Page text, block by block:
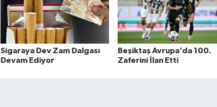
Sigaraya Dev Zam Dalgası
Devam Ediyor
Beşiktaş Avrupa’da 100.
Zaferini İlan Etti